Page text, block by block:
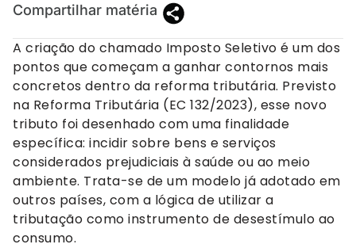
Compartilhar matéria
A criação do chamado Imposto Seletivo é um dos
pontos que começam a ganhar contornos mais
concretos dentro da reforma tributária. Previsto
na Reforma Tributária (EC 132/2023), esse novo
tributo foi desenhado com uma finalidade
específica: incidir sobre bens e serviços
considerados prejudiciais à saúde ou ao meio
ambiente. Trata-se de um modelo já adotado em
outros países, com a lógica de utilizar a
tributação como instrumento de desestímulo ao
consumo.